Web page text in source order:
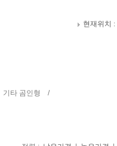
현재위치 :
기타 곰인형 /